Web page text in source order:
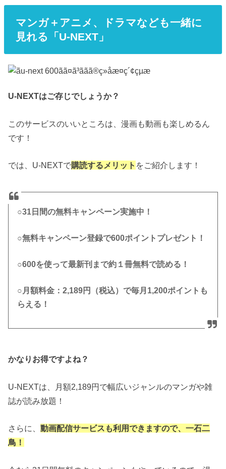
マンガ＋アニメ、ドラマなども一緒に
見れる「U-NEXT」
U-NEXTはご存じでしょうか？
このサービスのいいところは、漫画も動画も楽しめるん
です！
では、U-NEXTで購読するメリット をご紹介します！
○31日間の無料キャンペーン実施中！
○無料キャンペーン登録で600ポイントプレゼント！
○600を使って最新刊まで約１冊無料で読める！
○月額料金：2,189円（税込）で毎月1,200ポイントも
らえる！
かなりお得ですよね？
U-NEXTは、月額2,189円で幅広いジャンルのマンガや雑
誌が読み放題！
さらに、動画配信サービスも利用できますので、一石二
鳥！